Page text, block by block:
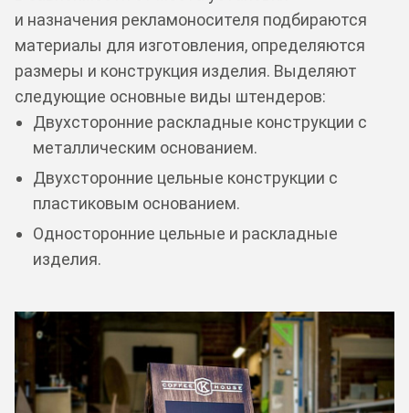
и назначения рекламоносителя подбираются
материалы для изготовления, определяются
размеры и конструкция изделия. Выделяют
следующие основные виды штендеров:
Двухсторонние раскладные конструкции с
металлическим основанием.
Двухсторонние цельные конструкции с
пластиковым основанием.
Односторонние цельные и раскладные
изделия.